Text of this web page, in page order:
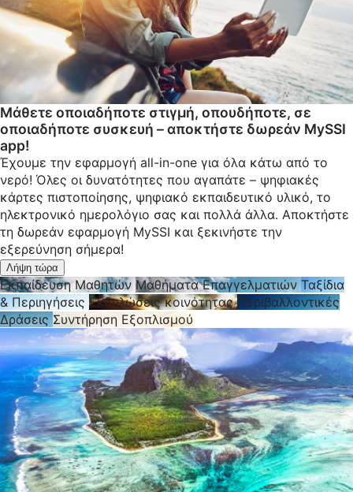
Μάθετε οποιαδήποτε στιγμή, οπουδήποτε, σε
οποιαδήποτε συσκευή – αποκτήστε δωρεάν MySSI
app!
Έχουμε την εφαρμογή all-in-one για όλα κάτω από το
νερό! Όλες οι δυνατότητες που αγαπάτε – ψηφιακές
κάρτες πιστοποίησης, ψηφιακό εκπαιδευτικό υλικό, το
ηλεκτρονικό ημερολόγιο σας και πολλά άλλα. Αποκτήστε
τη δωρεάν εφαρμογή MySSI και ξεκινήστε την
εξερεύνηση σήμερα!
Λήψη τώρα
Εκπαίδευση Μαθητών Μαθήματα ΕπαγγελματιώνΤαξίδια
& Περιηγήσεις Εκδηλώσεις κοινότηταςΠεριβαλλοντικές
ΔράσειςΣυντήρηση Εξοπλισμού